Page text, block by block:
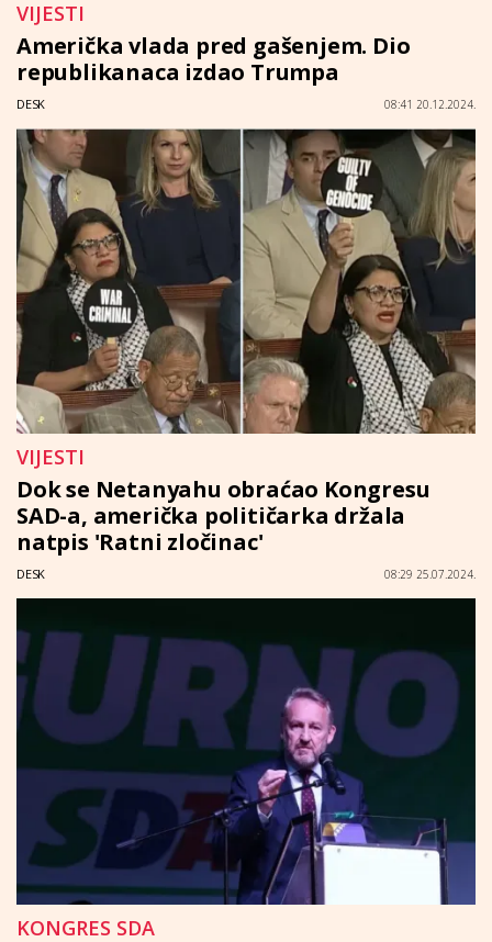
VIJESTI
Američka vlada pred gašenjem. Dio
republikanaca izdao Trumpa
DESK 08:41 20.12.2024.
VIJESTI
Dok se Netanyahu obraćao Kongresu
SAD-a, američka političarka držala
natpis 'Ratni zločinac'
DESK 08:29 25.07.2024.
KONGRES SDA